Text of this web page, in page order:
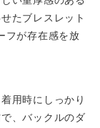
たブレスレット
フが存在感を放
用時にしっかり
、バックルのダ